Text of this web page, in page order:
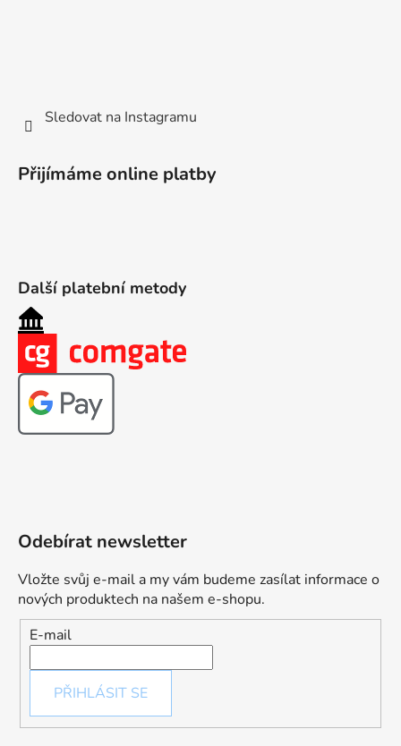
Sledovat na Instagramu
Přijímáme online platby
Další platební metody
Odebírat newsletter
Vložte svůj e-mail a my vám budeme zasílat informace o
nových produktech na našem e-shopu.
E-mail
PŘIHLÁSIT SE